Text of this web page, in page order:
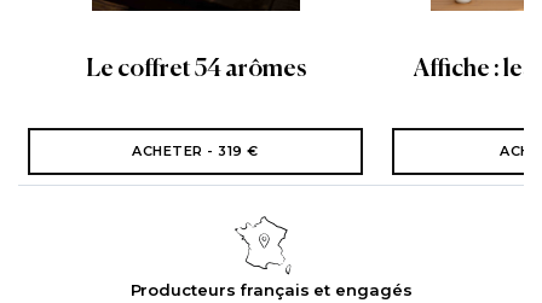
Le coffret 54 arômes
ACHETER - 319 €
Affiche : les
Producteurs français et engagés